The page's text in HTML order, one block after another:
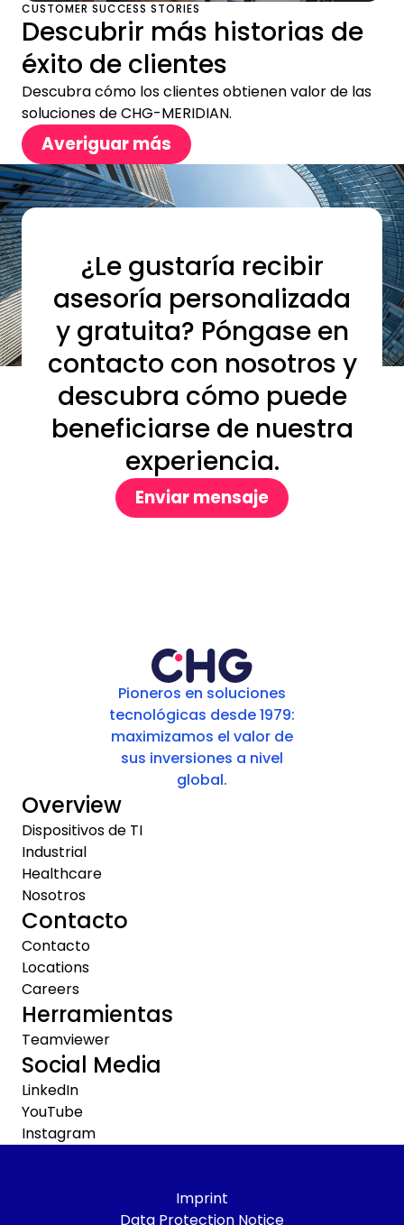
CUSTOMER SUCCESS STORIES
Descubrir más historias de
éxito de clientes
Descubra cómo los clientes obtienen valor de las
soluciones de CHG-MERIDIAN.
Averiguar más
¿Le gustaría recibir
asesoría personalizada
y gratuita? Póngase en
contacto con nosotros y
descubra cómo puede
beneficiarse de nuestra
experiencia.
Enviar mensaje
Pioneros en soluciones
tecnológicas desde 1979:
maximizamos el valor de
sus inversiones a nivel
global.
Overview
Dispositivos de TI
Industrial
Healthcare
Nosotros
Contacto
Contacto
Locations
Careers
Herramientas
Teamviewer
Social Media
LinkedIn
YouTube
Instagram
Imprint
Data Protection Notice